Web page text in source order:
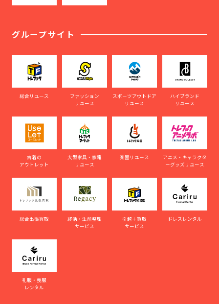
グループサイト
総合リユース
ファッション
リユース
スポーツアウトドア
リユース
ハイブランド
リユース
古着の
アウトレット
大型家具・家電
リユース
楽器リユース
アニメ・キャラクタ
ーグッズリユース
総合出張買取
終活・生前整理
サービス
引越＋買取
サービス
ドレスレンタル
礼服・喪服
レンタル